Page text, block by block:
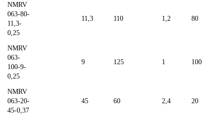
NMRV
063-80-
11,3-
0,25
11,3 110 1,2 80
NMRV
063-
100-9-
0,25
9 125 1 100
NMRV
063-20-
45-0,37
45 60 2,4 20